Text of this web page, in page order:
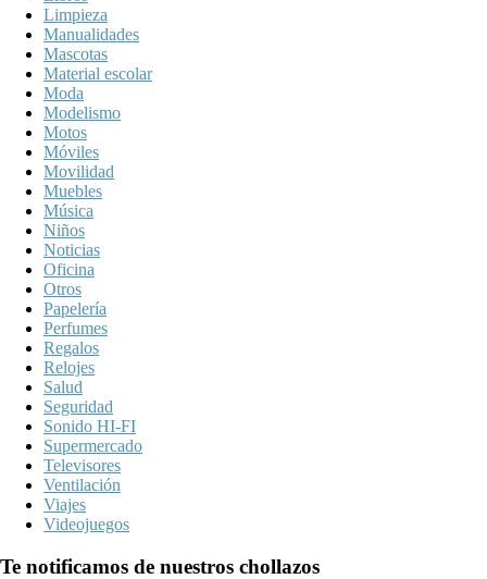
Limpieza
Manualidades
Mascotas
Material escolar
Moda
Modelismo
Motos
Móviles
Movilidad
Muebles
Música
Niños
Noticias
Oficina
Otros
Papelería
Perfumes
Regalos
Relojes
Salud
Seguridad
Sonido HI-FI
Supermercado
Televisores
Ventilación
Viajes
Videojuegos
Te notificamos de nuestros chollazos